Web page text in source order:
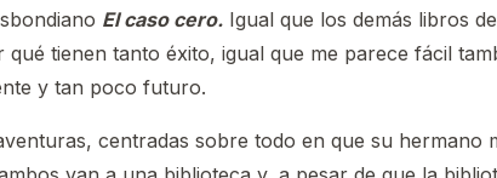
El caso cero. Igual que los demás libros
tienen tanto éxito, igual que me parece fácil
y tan poco futuro.
centradas sobre todo en que su hermano